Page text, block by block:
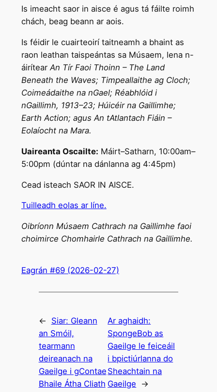
Is imeacht saor in aisce é agus tá fáilte roimh
chách, beag beann ar aois.
Is féidir le cuairteoirí taitneamh a bhaint as
raon leathan taispeántas sa Músaem, lena n-
áirítear An Tír Faoi Thoinn – The Land
Beneath the Waves; Timpeallaithe ag Cloch;
Coimeádaithe na nGael; Réabhlóid i
nGaillimh, 1913–23; Húicéir na Gaillimhe;
Earth Action; agus An tAtlantach Fiáin –
Eolaíocht na Mara.
Uaireanta Oscailte: Máirt–Satharn, 10:00am–
5:00pm (dúntar na dánlanna ag 4:45pm)
Cead isteach SAOR IN AISCE.
Tuilleadh eolas ar líne.
Oibríonn Músaem Cathrach na Gaillimhe faoi
choimirce Chomhairle Cathrach na Gaillimhe.
Eagrán #69 (2026-02-27)
← Siar: Gleann
an Smóil,
tearmann
deireanach na
Gaeilge i gContae
Bhaile Átha Cliath
Ar aghaidh:
SpongeBob as
Gaeilge le feiceáil
i bpictiúrlanna do
Sheachtain na
Gaeilge
→